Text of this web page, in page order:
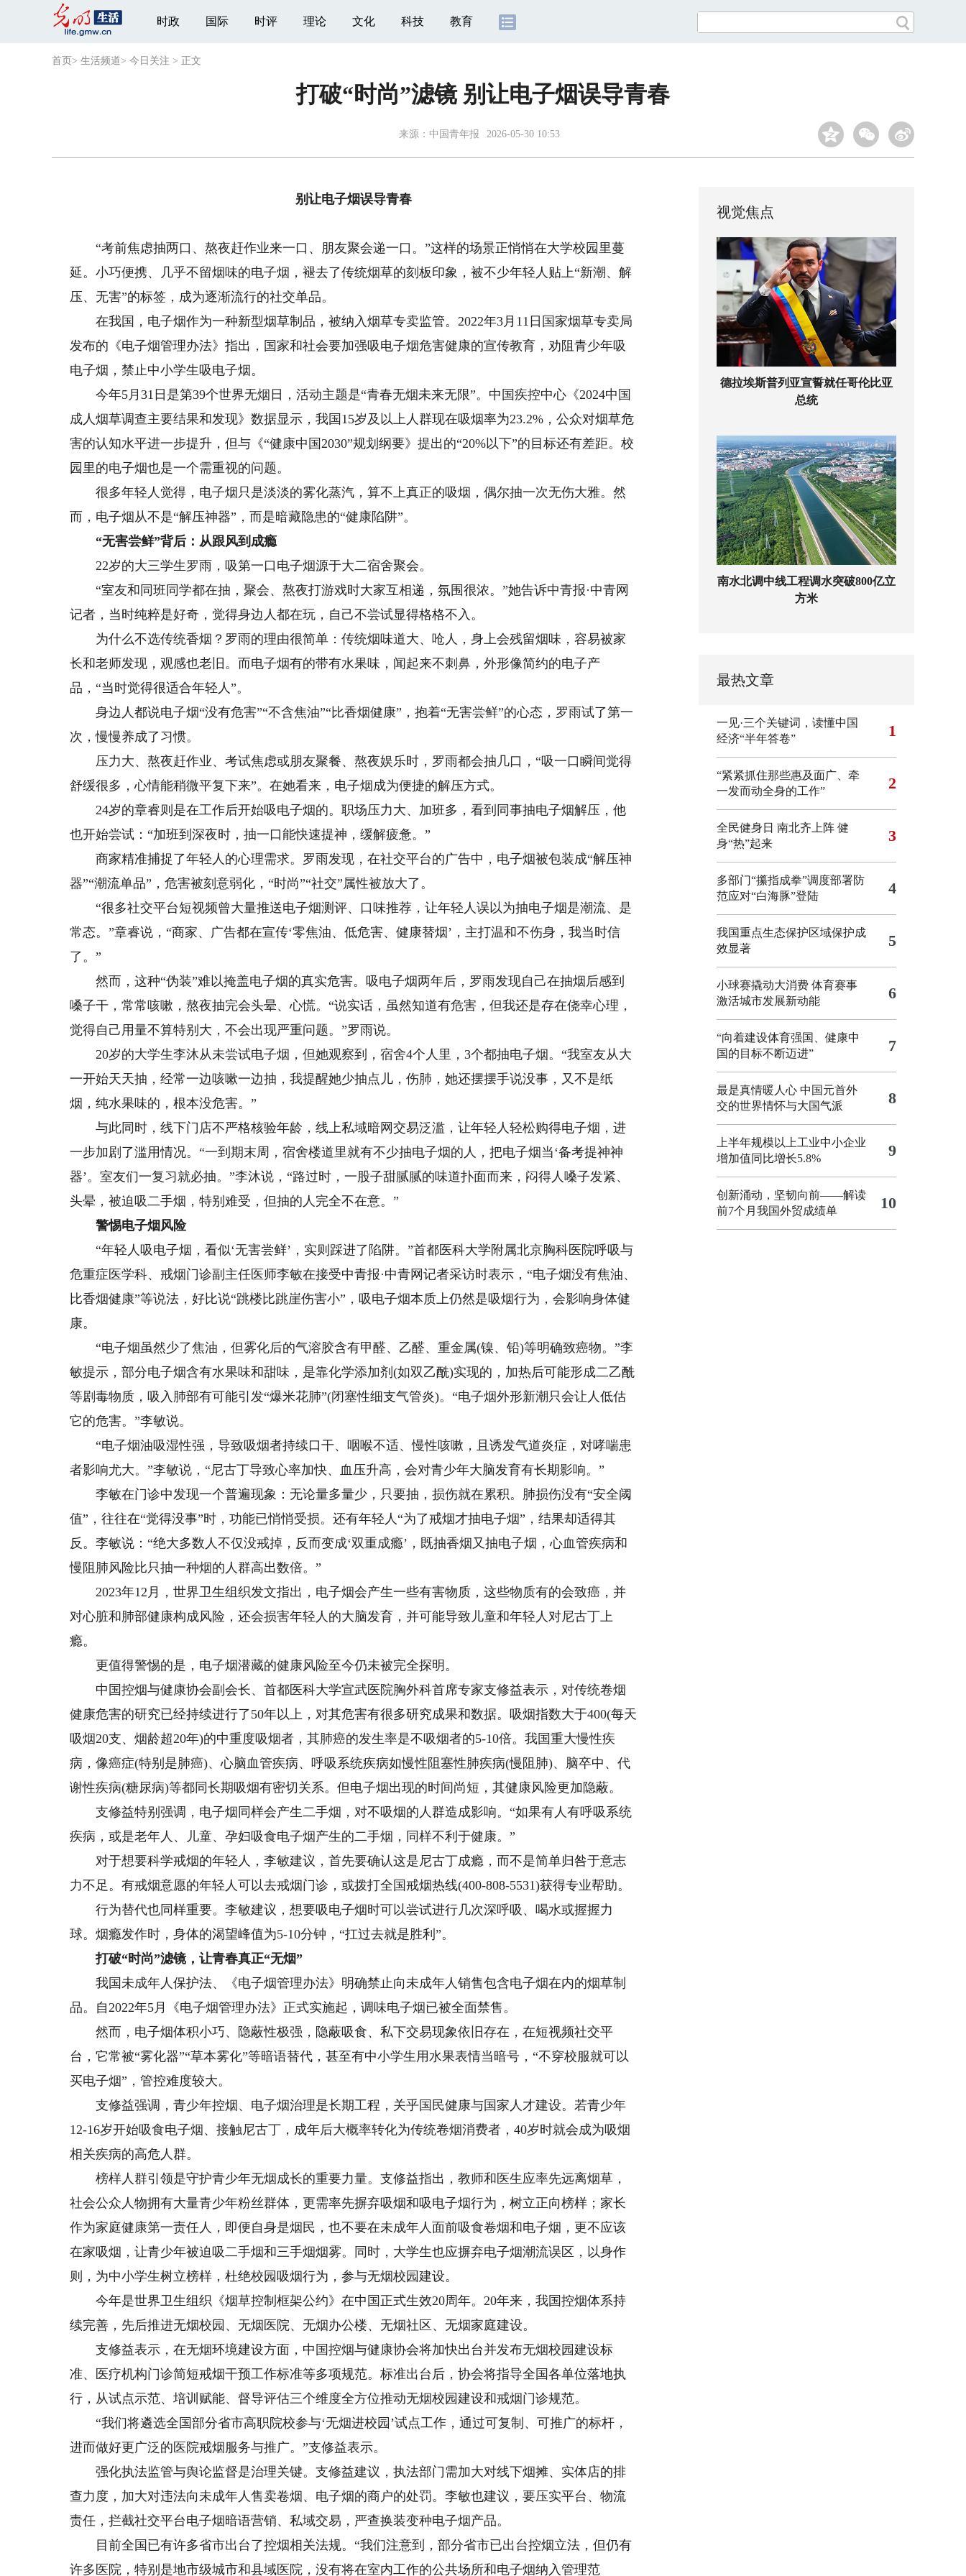
时政 国际 时评 理论 文化 科技 教育
首页 > 生活频道> 今日关注 > 正文
打破“时尚”滤镜 别让电子烟误导青春
来源： 中国青年报 2026-05-30 10:53
别让电子烟误导青春
“考前焦虑抽两口、熬夜赶作业来一口、朋友聚会递一口。”这样的场景正悄悄在大学校园里蔓
延。小巧便携、几乎不留烟味的电子烟，褪去了传统烟草的刻板印象，被不少年轻人贴上“新潮、解
压、无害”的标签，成为逐渐流行的社交单品。
在我国，电子烟作为一种新型烟草制品，被纳入烟草专卖监管。2022年3月11日国家烟草专卖局
发布的《电子烟管理办法》指出，国家和社会要加强吸电子烟危害健康的宣传教育，劝阻青少年吸
电子烟，禁止中小学生吸电子烟。
今年5月31日是第39个世界无烟日，活动主题是“青春无烟未来无限”。中国疾控中心《2024中国
成人烟草调查主要结果和发现》数据显示，我国15岁及以上人群现在吸烟率为23.2%，公众对烟草危
害的认知水平进一步提升，但与《“健康中国2030”规划纲要》提出的“20%以下”的目标还有差距。校
园里的电子烟也是一个需重视的问题。
很多年轻人觉得，电子烟只是淡淡的雾化蒸汽，算不上真正的吸烟，偶尔抽一次无伤大雅。然
而，电子烟从不是“解压神器”，而是暗藏隐患的“健康陷阱”。
“无害尝鲜”背后：从跟风到成瘾
22岁的大三学生罗雨，吸第一口电子烟源于大二宿舍聚会。
“室友和同班同学都在抽，聚会、熬夜打游戏时大家互相递，氛围很浓。”她告诉中青报·中青网
记者，当时纯粹是好奇，觉得身边人都在玩，自己不尝试显得格格不入。
为什么不选传统香烟？罗雨的理由很简单：传统烟味道大、呛人，身上会残留烟味，容易被家
长和老师发现，观感也老旧。而电子烟有的带有水果味，闻起来不刺鼻，外形像简约的电子产
品，“当时觉得很适合年轻人”。
身边人都说电子烟“没有危害”“不含焦油”“比香烟健康”，抱着“无害尝鲜”的心态，罗雨试了第一
次，慢慢养成了习惯。
压力大、熬夜赶作业、考试焦虑或朋友聚餐、熬夜娱乐时，罗雨都会抽几口，“吸一口瞬间觉得
舒缓很多，心情能稍微平复下来”。在她看来，电子烟成为便捷的解压方式。
24岁的章睿则是在工作后开始吸电子烟的。职场压力大、加班多，看到同事抽电子烟解压，他
也开始尝试：“加班到深夜时，抽一口能快速提神，缓解疲惫。”
商家精准捕捉了年轻人的心理需求。罗雨发现，在社交平台的广告中，电子烟被包装成“解压神
器”“潮流单品”，危害被刻意弱化，“时尚”“社交”属性被放大了。
“很多社交平台短视频曾大量推送电子烟测评、口味推荐，让年轻人误以为抽电子烟是潮流、是
常态。”章睿说，“商家、广告都在宣传‘零焦油、低危害、健康替烟’，主打温和不伤身，我当时信
了。”
然而，这种“伪装”难以掩盖电子烟的真实危害。吸电子烟两年后，罗雨发现自己在抽烟后感到
嗓子干，常常咳嗽，熬夜抽完会头晕、心慌。“说实话，虽然知道有危害，但我还是存在侥幸心理，
觉得自己用量不算特别大，不会出现严重问题。”罗雨说。
20岁的大学生李沐从未尝试电子烟，但她观察到，宿舍4个人里，3个都抽电子烟。“我室友从大
一开始天天抽，经常一边咳嗽一边抽，我提醒她少抽点儿，伤肺，她还摆摆手说没事，又不是纸
烟，纯水果味的，根本没危害。”
与此同时，线下门店不严格核验年龄，线上私域暗网交易泛滥，让年轻人轻松购得电子烟，进
一步加剧了滥用情况。“一到期末周，宿舍楼道里就有不少抽电子烟的人，把电子烟当‘备考提神神
器’。室友们一复习就必抽。”李沐说，“路过时，一股子甜腻腻的味道扑面而来，闷得人嗓子发紧、
头晕，被迫吸二手烟，特别难受，但抽的人完全不在意。”
警惕电子烟风险
“年轻人吸电子烟，看似‘无害尝鲜’，实则踩进了陷阱。”首都医科大学附属北京胸科医院呼吸与
危重症医学科、戒烟门诊副主任医师李敏在接受中青报·中青网记者采访时表示，“电子烟没有焦油、
比香烟健康”等说法，好比说“跳楼比跳崖伤害小”，吸电子烟本质上仍然是吸烟行为，会影响身体健
康。
“电子烟虽然少了焦油，但雾化后的气溶胶含有甲醛、乙醛、重金属(镍、铅)等明确致癌物。”李
敏提示，部分电子烟含有水果味和甜味，是靠化学添加剂(如双乙酰)实现的，加热后可能形成二乙酰
等剧毒物质，吸入肺部有可能引发“爆米花肺”(闭塞性细支气管炎)。“电子烟外形新潮只会让人低估
它的危害。”李敏说。
“电子烟油吸湿性强，导致吸烟者持续口干、咽喉不适、慢性咳嗽，且诱发气道炎症，对哮喘患
者影响尤大。”李敏说，“尼古丁导致心率加快、血压升高，会对青少年大脑发育有长期影响。”
李敏在门诊中发现一个普遍现象：无论量多量少，只要抽，损伤就在累积。肺损伤没有“安全阈
值”，往往在“觉得没事”时，功能已悄悄受损。还有年轻人“为了戒烟才抽电子烟”，结果却适得其
反。李敏说：“绝大多数人不仅没戒掉，反而变成‘双重成瘾’，既抽香烟又抽电子烟，心血管疾病和
慢阻肺风险比只抽一种烟的人群高出数倍。”
2023年12月，世界卫生组织发文指出，电子烟会产生一些有害物质，这些物质有的会致癌，并
对心脏和肺部健康构成风险，还会损害年轻人的大脑发育，并可能导致儿童和年轻人对尼古丁上
瘾。
更值得警惕的是，电子烟潜藏的健康风险至今仍未被完全探明。
中国控烟与健康协会副会长、首都医科大学宣武医院胸外科首席专家支修益表示，对传统卷烟
健康危害的研究已经持续进行了50年以上，对其危害有很多研究成果和数据。吸烟指数大于400(每天
吸烟20支、烟龄超20年)的中重度吸烟者，其肺癌的发生率是不吸烟者的5-10倍。我国重大慢性疾
病，像癌症(特别是肺癌)、心脑血管疾病、呼吸系统疾病如慢性阻塞性肺疾病(慢阻肺)、脑卒中、代
谢性疾病(糖尿病)等都同长期吸烟有密切关系。但电子烟出现的时间尚短，其健康风险更加隐蔽。
支修益特别强调，电子烟同样会产生二手烟，对不吸烟的人群造成影响。“如果有人有呼吸系统
疾病，或是老年人、儿童、孕妇吸食电子烟产生的二手烟，同样不利于健康。”
对于想要科学戒烟的年轻人，李敏建议，首先要确认这是尼古丁成瘾，而不是简单归咎于意志
力不足。有戒烟意愿的年轻人可以去戒烟门诊，或拨打全国戒烟热线(400-808-5531)获得专业帮助。
行为替代也同样重要。李敏建议，想要吸电子烟时可以尝试进行几次深呼吸、喝水或握握力
球。烟瘾发作时，身体的渴望峰值为5-10分钟，“扛过去就是胜利”。
打破“时尚”滤镜，让青春真正“无烟”
我国未成年人保护法、《电子烟管理办法》明确禁止向未成年人销售包含电子烟在内的烟草制
品。自2022年5月《电子烟管理办法》正式实施起，调味电子烟已被全面禁售。
然而，电子烟体积小巧、隐蔽性极强，隐蔽吸食、私下交易现象依旧存在，在短视频社交平
台，它常被“雾化器”“草本雾化”等暗语替代，甚至有中小学生用水果表情当暗号，“不穿校服就可以
买电子烟”，管控难度较大。
支修益强调，青少年控烟、电子烟治理是长期工程，关乎国民健康与国家人才建设。若青少年
12-16岁开始吸食电子烟、接触尼古丁，成年后大概率转化为传统卷烟消费者，40岁时就会成为吸烟
相关疾病的高危人群。
榜样人群引领是守护青少年无烟成长的重要力量。支修益指出，教师和医生应率先远离烟草，
社会公众人物拥有大量青少年粉丝群体，更需率先摒弃吸烟和吸电子烟行为，树立正向榜样；家长
作为家庭健康第一责任人，即便自身是烟民，也不要在未成年人面前吸食卷烟和电子烟，更不应该
在家吸烟，让青少年被迫吸二手烟和三手烟烟雾。同时，大学生也应摒弃电子烟潮流误区，以身作
则，为中小学生树立榜样，杜绝校园吸烟行为，参与无烟校园建设。
今年是世界卫生组织《烟草控制框架公约》在中国正式生效20周年。20年来，我国控烟体系持
续完善，先后推进无烟校园、无烟医院、无烟办公楼、无烟社区、无烟家庭建设。
支修益表示，在无烟环境建设方面，中国控烟与健康协会将加快出台并发布无烟校园建设标
准、医疗机构门诊简短戒烟干预工作标准等多项规范。标准出台后，协会将指导全国各单位落地执
行，从试点示范、培训赋能、督导评估三个维度全方位推动无烟校园建设和戒烟门诊规范。
“我们将遴选全国部分省市高职院校参与‘无烟进校园’试点工作，通过可复制、可推广的标杆，
进而做好更广泛的医院戒烟服务与推广。”支修益表示。
强化执法监管与舆论监督是治理关键。支修益建议，执法部门需加大对线下烟摊、实体店的排
查力度，加大对违法向未成年人售卖卷烟、电子烟的商户的处罚。李敏也建议，要压实平台、物流
责任，拦截社交平台电子烟暗语营销、私域交易，严查换装变种电子烟产品。
目前全国已有许多省市出台了控烟相关法规。“我们注意到，部分省市已出台控烟立法，但仍有
许多医院，特别是地市级城市和县域医院，没有将在室内工作的公共场所和电子烟纳入管理范
视觉焦点
德拉埃斯普列亚宣誓就任哥伦比亚
总统
南水北调中线工程调水突破800亿立
方米
最热文章
一见·三个关键词，读懂中国
经济“半年答卷”
1
“紧紧抓住那些惠及面广、牵
一发而动全身的工作”
2
全民健身日 南北齐上阵 健
身“热”起来
3
多部门“攥指成拳”调度部署防
范应对“白海豚”登陆
4
我国重点生态保护区域保护成
效显著
5
小球赛撬动大消费 体育赛事
激活城市发展新动能
6
“向着建设体育强国、健康中
国的目标不断迈进”
7
最是真情暖人心 中国元首外
交的世界情怀与大国气派
8
上半年规模以上工业中小企业
增加值同比增长5.8%
9
创新涌动，坚韧向前——解读
前7个月我国外贸成绩单
10